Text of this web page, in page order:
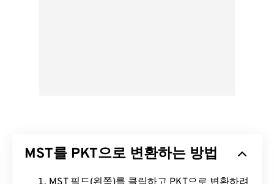
MST를 PKT으로 변환하는 방법